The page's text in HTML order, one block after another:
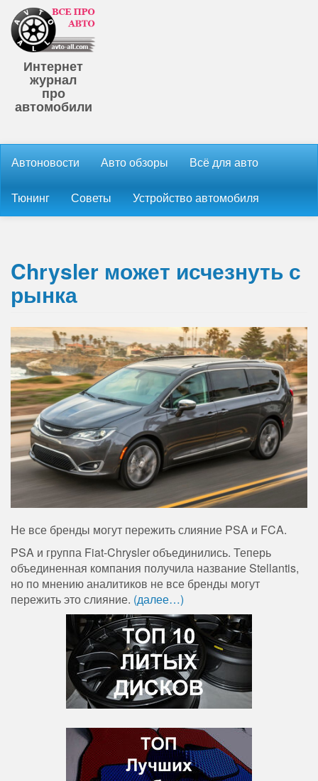
Интернет
журнал
про
автомобили
Автоновости Авто обзоры Всё для авто
Тюнинг Советы Устройство автомобиля
Chrysler может исчезнуть с
рынка
Не все бренды могут пережить слияние PSA и FCA.
PSA и группа Fiat-Chrysler объединились. Теперь
объединенная компания получила название Stellantis,
но по мнению аналитиков не все бренды могут
пережить это слияние. (далее…)